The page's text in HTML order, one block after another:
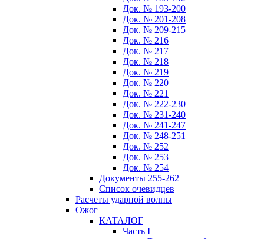
Док. № 193-200
Док. № 201-208
Док. № 209-215
Док. № 216
Док. № 217
Док. № 218
Док. № 219
Док. № 220
Док. № 221
Док. № 222-230
Док. № 231-240
Док. № 241-247
Док. № 248-251
Док. № 252
Док. № 253
Док. № 254
Документы 255-262
Список очевидцев
Расчеты ударной волны
Ожог
КАТАЛОГ
Часть I